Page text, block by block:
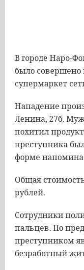
В городе Наро-
было совершено
супермаркет
Нападение
Ленина, 27б.
похитил
преступника
форме
Общая
рублей.
Сотрудники
пальцев. По
преступником
безработный